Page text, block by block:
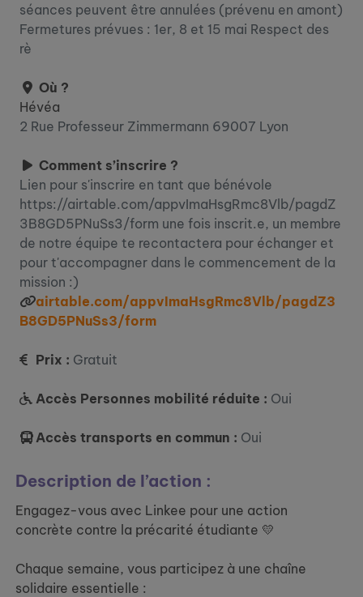
séances peuvent être annulées (prévenu en amont)
Fermetures prévues : 1er, 8 et 15 mai Respect des
rè
Où ?
Hévéa
2 Rue Professeur Zimmermann 69007 Lyon
Comment s’inscrire ?
Lien pour s'inscrire en tant que bénévole
https://airtable.com/appvImaHsgRmc8Vlb/pagdZ
3B8GD5PNuSs3/form une fois inscrit.e, un membre
de notre équipe te recontactera pour échanger et
pour t'accompagner dans le commencement de la
mission :)
airtable.com/appvImaHsgRmc8Vlb/pagdZ3
B8GD5PNuSs3/form
Prix : Gratuit
Accès Personnes mobilité réduite : Oui
Accès transports en commun : Oui
Description de l’action :
Engagez-vous avec Linkee pour une action
concrète contre la précarité étudiante 💛
Chaque semaine, vous participez à une chaîne
solidaire essentielle :